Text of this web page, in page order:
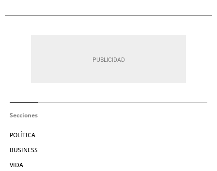
Secciones
POLÍTICA
BUSINESS
VIDA